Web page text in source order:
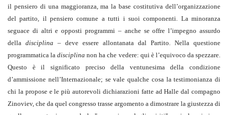
il pensiero di una maggioranza, ma la base costitutiva dell’organizzazione
del partito, il pensiero comune a tutti i suoi componenti. La minoranza
seguace di altri e opposti programmi – anche se offre l’impegno assurdo
della disciplina – deve essere allontanata dal Partito. Nella questione
programmatica ladisciplina non ha che vedere: qui è l’equivoco da spezzare.
Questo è il significato preciso della ventunesima della condizione
d’ammissione nell’Internazionale; se vale qualche cosa la testimonianza di
chi la propose e le più autorevoli dichiarazioni fatte ad Halle dal compagno
Zinoviev, che da quel congresso trasse argomento a dimostrare la giustezza di